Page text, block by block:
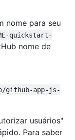
nome para seu
quickstart-
nome de
github-app-js-
usuários"
Para saber